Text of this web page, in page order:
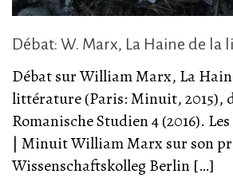
Débat: W. Marx, La Haine de la
Débat sur William Marx, La
littérature (Paris: Minuit, 2015),
Romanische Studien 4 (2016).
| Minuit William Marx sur son
Wissenschaftskolleg Berlin […]